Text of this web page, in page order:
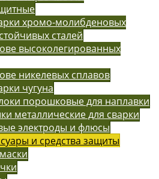
хромо-молибденовых
сталей
высоколегированных
никелевых сплавов
чугуна
порошковые для наплавки
металлические для сварки
электроды и флюсы
и средства защиты